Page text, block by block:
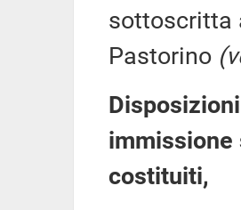
sottoscritta
Pastorino
immissione
costituiti,